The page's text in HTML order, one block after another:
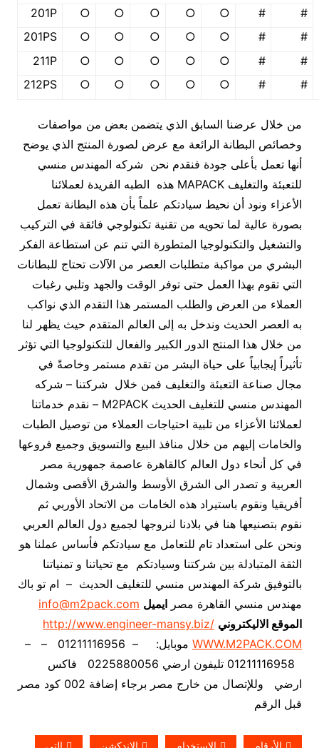
201P
○ ○ ○ ○ ○ #
#
201PS
○ ○ ○ ○ ○ #
#
211P
○ ○ ○ ○ ○ #
#
212PS
○ ○ ○ ○ ○ # #
من خلال عرضنا السابق الذي يتضمن بعض من مواصفات
وخصائص البطانة الرائعة مع عرض لصورة المنتج الذي يوضح
أنها تعمل بأعلى جودة فنقدم نحن شركه المهندس منسي
للتعبئة والتغليف MAPACK هذه الطبه الفريدة لعملائنا
الأعزاء ونود أن نحيط سيادتكم علماً بأن هذه البطانة تعمل
بصورة عالية لما تحويه من تقنية تكنولوجي فائقة في التركيب
والتشغيل والتكنولوجيا المتطورة التي تنم عن استطاعة الفكر
البشري من مواكبة متطلبات العصر من الآلات تحتاج للبطانات
التي تقوم بهذا العمل حتى توفر الوقت والجهد وتلبي رغبات
العملاء من العرض والطلب المستمر هذا التقدم الذي نواكب
به العصر الحديث وندخل به إلى العالم المتقدم حيث يظهر لنا
من خلال هذا المنتج الدور الكبير والفعال للتكنولوجيا التي تؤثر
تأثيراً إيجابياً على حياة البشر من تقدم مستمر وخاصةً في
مجال صناعة التعبئة والتغليف فمن خلال شركتنا – شركه
المهندس منسي للتغليف الحديث M2PACK – نقدم خدماتنا
لعملائنا الأعزاء من تلبية احتياجات العملاء من توصيل الطبات
والخامات إليهم من خلال منافذ البيع والتسويق وجميع فروعها
في كل أنحاء دول العالم كالقاهرة عاصمة جمهورية مصر
العربية و تصدر الى الشرق الأوسط والشرق الأقصى وشمال
أفريقيا ونقوم باستيراد هذه الخامات من الاتحاد الأوربي ثم
نقوم بتصنيعها هنا في بلادنا لنروجها لجميع دول العالم العربي
ونحن على استعداد تام للتعامل مع سيادتكم فأساس عملنا هو
الثقة المتبادلة بين شركتنا وسيادتكم مع تحياتنا و تمنياتنا
بالتوفيق شركة المهندس منسي للتغليف الحديث – ام تو باك
مهندس منسي القاهرة مصر ايميل info@m2pack.com
الموقع الاليكتروني http://www.engineer-mansy.biz/
WWW.M2PACK.COM
موبايل: – 01211116956 – –
01211116958 تليفون ارضي 0225880056 فاكس
ارضي
وللإتصال من خارج مصر برجاء إضافة 002 كود مصر
قبل الرقم
الأرقام الاستخدام الاندكشن التى